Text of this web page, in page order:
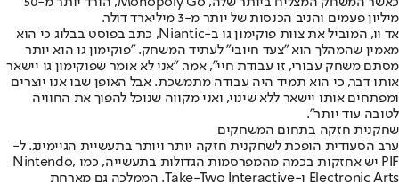
מיליון פעמים והניב הכנסות של יותר מ-3 מיליארד דולר.
אד וו, המוביל את צוות פוקימון גו ב-Niantic, כתב בפוסט בבלוג כי הוא
מאמין שהמהלך הוא "צעד חיובי" לעתיד המשחק. "פוקימון גו הוא יותר
מסתם משחק עבורי, זו עבודת חיי", אמר. "אני לא אומר שפוקימון גו יישאר
אותו דבר, כי הוא תמיד היה עבודה מתמשכת. אבל האופן שבו אנו יוצרים
ומפתחים אותו יישאר ללא שינוי, ואני מקווה שנוכל להפוך את החוויה
לטובה עוד יותר".
שחקנית חזקה בתחום המשחקים
ערב הסעודית הופכת לשחקנית חזקה יותר ויותר בתעשיית הגיימינג. ל-
PIF יש אחזקות בכמה מהמפרסמות הגדולות בתעשייה, כמו Nintendo,
Electronic Arts ו-Take-Two Interactive. הממלכה גם מארחת